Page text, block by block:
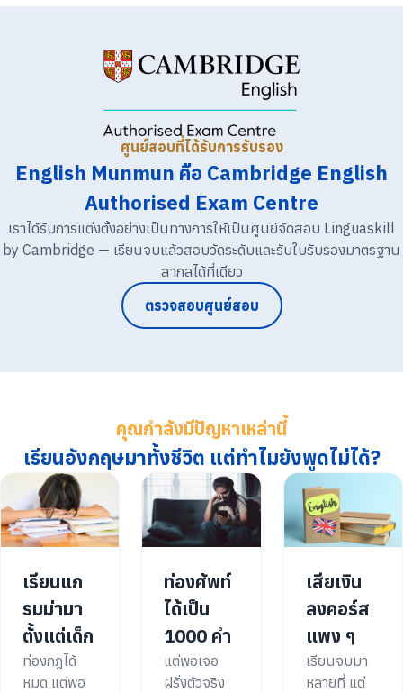
ศูนย์สอบที่ได้รับการรับรอง
English Munmun คือ Cambridge English
Authorised Exam Centre
เราได้รับการแต่งตั้งอย่างเป็นทางการให้เป็นศูนย์จัดสอบ Linguaskill
by Cambridge — เรียนจบแล้วสอบวัดระดับและรับใบรับรองมาตรฐาน
สากลได้ที่เดียว
ตรวจสอบศูนย์สอบ
คุณกำลังมีปัญหาเหล่านี้
เรียนอังกฤษมาทั้งชีวิต แต่ทำไมยังพูดไม่ได้?
เรียนแก
รมม่ามา
ตั้งแต่เด็ก
ท่องกฎได้
หมด แต่พอ
ท่องศัพท์
ได้เป็น
1000 คำ
แต่พอเจอ
ฝรั่งตัวจริง
เสียเงิน
ลงคอร์ส
แพง ๆ
เรียนจบมา
หลายที่ แต่